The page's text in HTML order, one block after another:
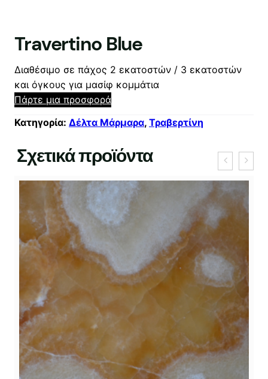
Travertino Blue
Διαθέσιμο σε πάχος 2 εκατοστών / 3 εκατοστών
και όγκους για μασίφ κομμάτια
Πάρτε μια προσφορά
Κατηγορία: Δέλτα Μάρμαρα, Τραβερτίνη
Σχετικά προϊόντα